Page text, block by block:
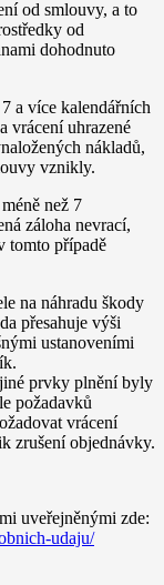
od smlouvy, a to
od
dohodnuto
a více kalendářních
vrácení uhrazené
nákladů,
vznikly.
než 7
záloha nevrací,
tomto případě
na náhradu škody
přesahuje výši
ustanoveními
prvky plnění byly
požadavků
vrácení
zrušení objednávky.
uveřejněnými zde:
udaju/